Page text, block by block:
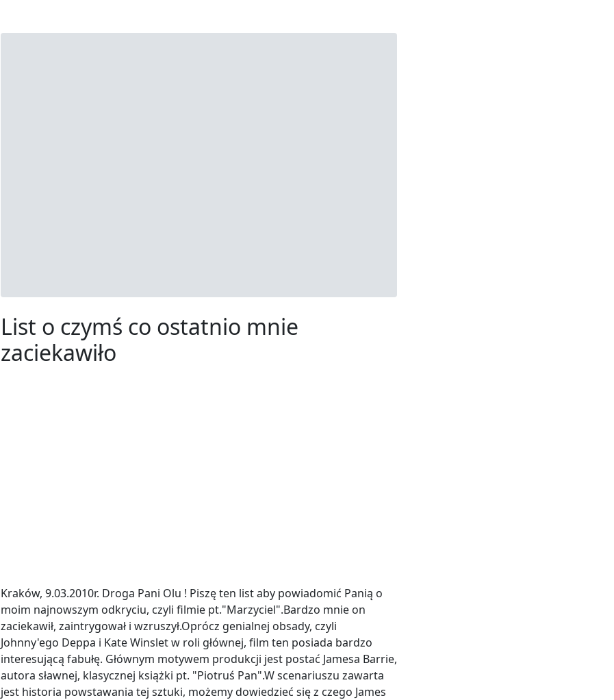
List o czymś co ostatnio mnie
zaciekawiło
Kraków, 9.03.2010r. Droga Pani Olu ! Piszę ten list aby powiadomić Panią o
moim najnowszym odkryciu, czyli filmie pt."Marzyciel".Bardzo mnie on
zaciekawił, zaintrygował i wzruszył.Oprócz genialnej obsady, czyli
Johnny'ego Deppa i Kate Winslet w roli głównej, film ten posiada bardzo
interesującą fabułę. Głównym motywem produkcji jest postać Jamesa Barrie,
autora sławnej, klasycznej książki pt. "Piotruś Pan".W scenariuszu zawarta
jest historia powstawania tej sztuki, możemy dowiedzieć się z czego James